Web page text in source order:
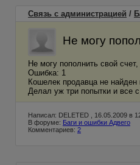
Связь с администрацией /
Не могу
Не могу пополнить свой
Ошибка: 1
Кошелек продавца не
Делал уж три попытки и все
Написал: DELETED , 16.05.2009 в
В форуме: Баги и ошибки Адвего
Комментариев: 2